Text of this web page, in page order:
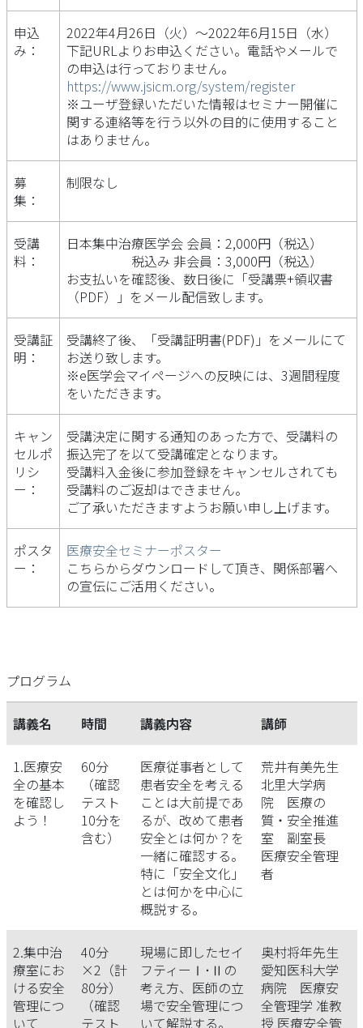
申込
み：
2022年4月26日（火）～2022年6月15日（水）
下記URLよりお申込ください。電話やメールで
の申込は行っておりません。
https://www.jsicm.org/system/register
※ユーザ登録いただいた情報はセミナー開催に
関する連絡等を行う以外の目的に使用すること
はありません。
募
集：
制限なし
受講
料：
日本集中治療医学会 会員：2,000円（税込）
税込み 非会員：3,000円（税込）
お支払いを確認後、数日後に「受講票+領収書
（PDF）」をメール配信致します。
受講証
明：
受講終了後、「受講証明書(PDF)」をメールにて
お送り致します。
※e医学会マイページへの反映には、3週間程度
をいただきます。
キャン
セルポ
リシ
ー：
受講決定に関する通知のあった方で、受講料の
振込完了を以て受講確定となります。
受講料入金後に参加登録をキャンセルされても
受講料のご返却はできません。
ご了承いただきますようお願い申し上げます。
ポスタ
ー：
医療安全セミナーポスター
こちらからダウンロードして頂き、関係部署へ
の宣伝にご活用ください。
プログラム
講義名 時間 講義内容 講師
1.医療安
全の基本
を確認し
よう！
60分
（確認
テスト
10分を
含む）
医療従事者として
患者安全を考える
ことは大前提であ
るが、改めて患者
安全とは何か？を
一緒に確認する。
特に「安全文化」
とは何かを中心に
概説する。
荒井有美先生
北里大学病
院 医療の
質・安全推進
室 副室長
医療安全管理
者
2.集中治
療室にお
ける安全
管理につ
いて
40分
×2（計
80分）
（確認
テスト
現場に即したセイ
フティーⅠ･Ⅱの
考え方、医師の立
場で安全管理につ
いて解説する。
奥村将年先生
愛知医科大学
病院 医療安
全管理学 准教
授 医療安全管